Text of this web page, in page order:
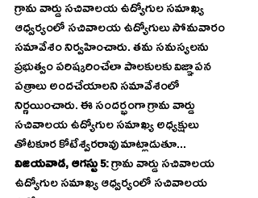
గ్రామ వార్డు సచివాలయ ఉద్యోగుల సమాఖ్య
ఆధ్వర్యంలో సచివాలయ ఉద్యోగులు సోమవారం
సమావేశం నిర్వహించారు. తమ సమస్యలను
ప్రభుత్వం పరిష్కరించేలా పాలకులకు విజ్ఞాపన
పత్రాలు అందచేయాలని సమావేశంలో
నిర్ణయించారు. ఈ సందర్భంగా గ్రామ వార్డు
సచివాలయ ఉద్యోగుల సమాఖ్య అధ్యక్షులు
తోటకూర కోటేశ్వరరావు మాట్లాడుతూ...
విజయవాడ, ఆగస్టు 5: గ్రామ వార్డు సచివాలయ
ఉద్యోగుల సమాఖ్య ఆధ్వర్యంలో సచివాలయ